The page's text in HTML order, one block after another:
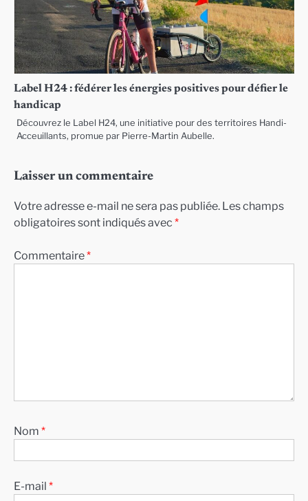
Label H24 : fédérer les énergies positives pour défier le
handicap
Découvrez le Label H24, une initiative pour des territoires Handi-
Acceuillants, promue par Pierre-Martin Aubelle.
Laisser un commentaire
Votre adresse e-mail ne sera pas publiée. Les champs
obligatoires sont indiqués avec *
Commentaire*
Nom *
E-mail *